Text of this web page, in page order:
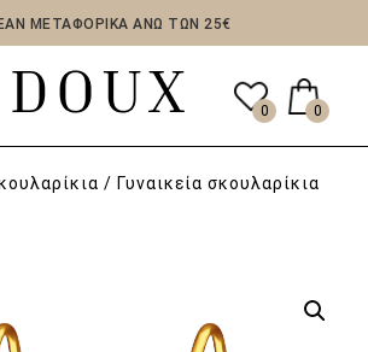
ΜΕΤΑΦΟΡΙΚΑ ΑΝΩ ΤΩΝ 25€
0 0
/ Γυναικεία σκουλαρίκια